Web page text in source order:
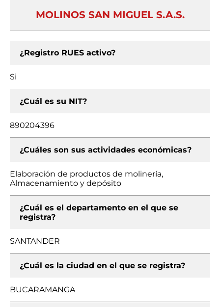
MOLINOS SAN MIGUEL S.A.S.
¿Registro RUES activo?
Si
¿Cuál es su NIT?
890204396
¿Cuáles son sus actividades económicas?
Elaboración de productos de molinería,
Almacenamiento y depósito
¿Cuál es el departamento en el que se
registra?
SANTANDER
¿Cuál es la ciudad en el que se registra?
BUCARAMANGA